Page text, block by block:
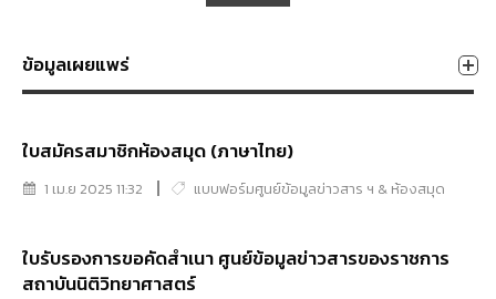
ข้อมูลเผยแพร่
ใบสมัครสมาชิกห้องสมุด (ภาษาไทย)
1 เม.ย 2025 11:32 แบบฟอร์มศูนย์ข้อมูลข่าวสาร ฯ & ห้องสมุด
ใบรับรองการขอคัดสำเนา ศูนย์ข้อมูลข่าวสารของราชการ
สถาบันนิติวิทยาศาสตร์